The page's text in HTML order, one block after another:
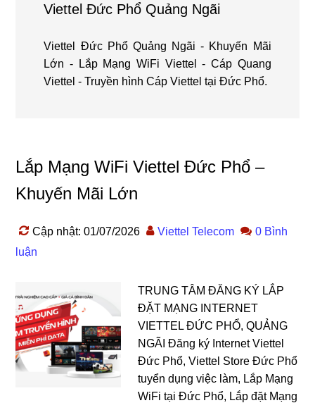
Viettel Đức Phổ Quảng Ngãi
Viettel Đức Phổ Quảng Ngãi - Khuyến Mãi
Lớn - Lắp Mạng WiFi Viettel - Cáp Quang
Viettel - Truyền hình Cáp Viettel tại Đức Phổ.
Lắp Mạng WiFi Viettel Đức Phổ –
Khuyến Mãi Lớn
Cập nhật: 01/07/2026 Viettel Telecom
0 Bình
luận
TRUNG TÂM ĐĂNG KÝ LẮP
ĐẶT MẠNG INTERNET
VIETTEL ĐỨC PHỔ, QUẢNG
NGÃI Đăng ký Internet Viettel
Đức Phổ, Viettel Store Đức Phổ
tuyển dụng việc làm, Lắp Mạng
WiFi tại Đức Phổ, Lắp đặt Mạng